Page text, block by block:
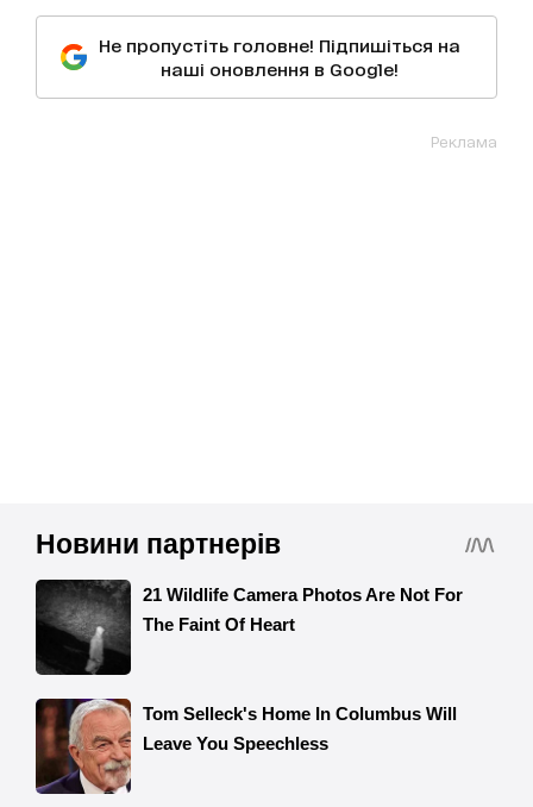
Не пропустіть головне! Підпишіться на
наші оновлення в Google!
Реклама